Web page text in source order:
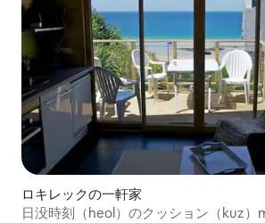
ロキレックの一軒家
日没時刻（heol）のクッション（kuz）